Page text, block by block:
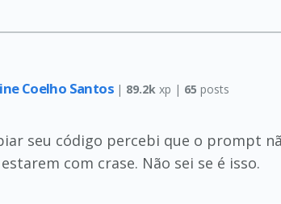
Coelho Santos | 89.2k xp | 65 posts
seu código percebi que o prompt
com crase. Não sei se é isso.